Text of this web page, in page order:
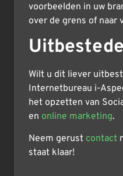
voorbeelden in uw
over de grens of naar
Wilt u dit liever
Internetbureau i-
het opzetten van
en online marketing.
Neem gerust contact
staat klaar!